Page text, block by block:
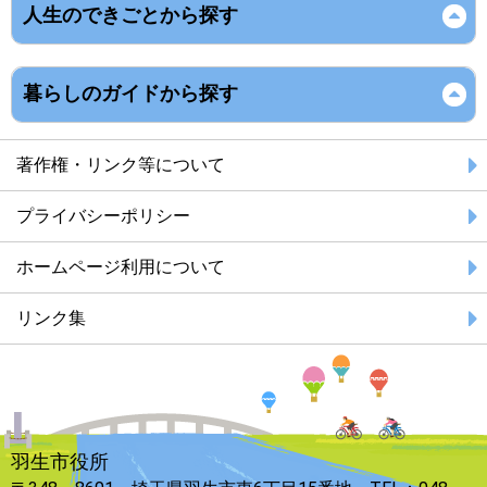
人生のできごとから探す
暮らしのガイドから探す
著作権・リンク等について
プライバシーポリシー
ホームページ利用について
リンク集
羽生市役所